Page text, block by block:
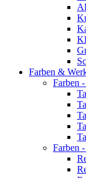
Farben &
Farben
Farben